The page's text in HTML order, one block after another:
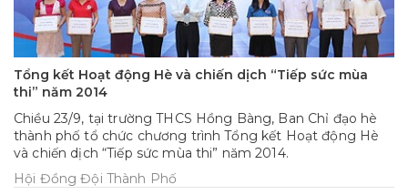
Tổng kết Hoạt động Hè và chiến dịch “Tiếp sức mùa
thi” năm 2014
Chiều 23/9, tại trường THCS Hồng Bàng, Ban Chỉ đạo hè
thành phố tổ chức chương trình Tổng kết Hoạt động Hè
và chiến dịch “Tiếp sức mùa thi” năm 2014.
Hội Đồng Đội Thành Phố